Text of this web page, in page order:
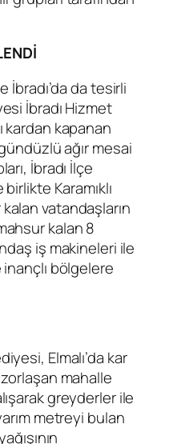
İbradı’da da tesirli
İbradı Hizmet
kardan kapanan
ağır mesai
İbradı İlçe
Karamıklı
vatandaşların
kalan 8
iş makineleri ile
inançlı bölgelere
Elmalı’da kar
zorlaşan mahalle
greyderler ile
metreyi bulan